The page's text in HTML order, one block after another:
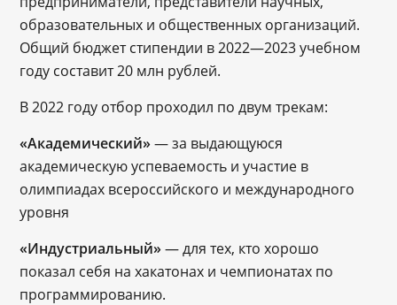
образовательных и общественных организаций.
Общий бюджет стипендии в 2022—2023 учебном
году составит 20 млн рублей.
В 2022 году отбор проходил по двум трекам:
«Академический»— за выдающуюся
академическую успеваемость и участие в
олимпиадах всероссийского и международного
уровня
«Индустриальный»— для тех, кто хорошо
показал себя на хакатонах и чемпионатах по
программированию.